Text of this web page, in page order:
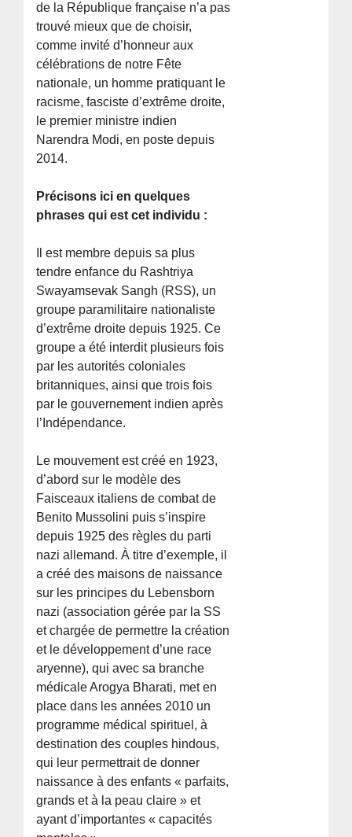
de la République française n’a pas
trouvé mieux que de choisir,
comme invité d’honneur aux
célébrations de notre Fête
nationale, un homme pratiquant le
racisme, fasciste d’extrême droite,
le premier ministre indien
Narendra Modi, en poste depuis
2014.
Précisons ici en quelques
phrases qui est cet individu :
Il est membre depuis sa plus
tendre enfance du Rashtriya
Swayamsevak Sangh (RSS), un
groupe paramilitaire nationaliste
d’extrême droite depuis 1925. Ce
groupe a été interdit plusieurs fois
par les autorités coloniales
britanniques, ainsi que trois fois
par le gouvernement indien après
l’Indépendance.
Le mouvement est créé en 1923,
d’abord sur le modèle des
Faisceaux italiens de combat de
Benito Mussolini puis s’inspire
depuis 1925 des règles du parti
nazi allemand. À titre d’exemple, il
a créé des maisons de naissance
sur les principes du Lebensborn
nazi (association gérée par la SS
et chargée de permettre la création
et le développement d’une race
aryenne), qui avec sa branche
médicale Arogya Bharati, met en
place dans les années 2010 un
programme médical spirituel, à
destination des couples hindous,
qui leur permettrait de donner
naissance à des enfants « parfaits,
grands et à la peau claire » et
ayant d’importantes « capacités